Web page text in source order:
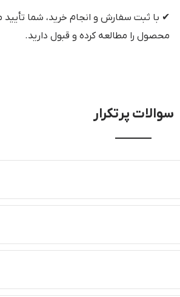
✔ با ثبت سفارش و انجام خرید، شما تأیید
محصول را مطالعه کرده و قبول دارید.
سوالات پرتکرار